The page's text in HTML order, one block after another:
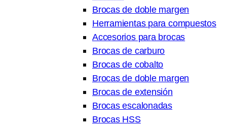
Brocas de doble margen
Herramientas para compuestos
Accesorios para brocas
Brocas de carburo
Brocas de cobalto
Brocas de doble margen
Brocas de extensión
Brocas escalonadas
Brocas HSS